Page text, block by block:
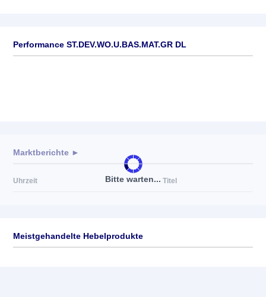
Performance ST.DEV.WO.U.BAS.MAT.GR DL
Bitte warten...
Marktberichte ►
Uhrzeit Titel
Meistgehandelte Hebelprodukte